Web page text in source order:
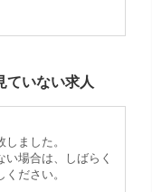
ていない求人
ました。
場合は、しばらく
ださい。